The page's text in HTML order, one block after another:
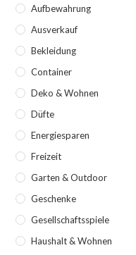
Aufbewahrung
Ausverkauf
Bekleidung
Container
Deko & Wohnen
Düfte
Energiesparen
Freizeit
Garten & Outdoor
Geschenke
Gesellschaftsspiele
Haushalt & Wohnen